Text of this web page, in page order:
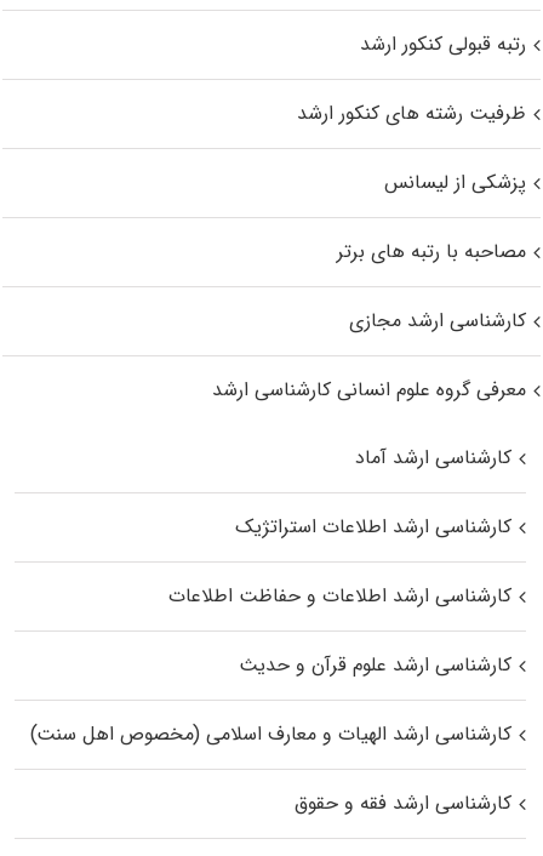
رتبه قبولی کنکور ارشد
ظرفیت رشته های کنکور ارشد
پزشکی از لیسانس
مصاحبه با رتبه های برتر
کارشناسی ارشد مجازی
معرفی گروه علوم انسانی کارشناسی ارشد
کارشناسی ارشد آماد
کارشناسی ارشد اطلاعات استراتژیک
کارشناسی ارشد اطلاعات و حفاظت اطلاعات
کارشناسی ارشد علوم قرآن و حدیث
کارشناسی ارشد الهیات و معارف اسلامی (مخصوص اهل سنت)
کارشناسی ارشد فقه و حقوق